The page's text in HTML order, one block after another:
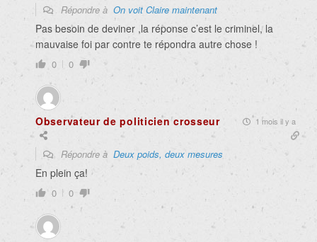
Répondre à On voit Claire maintenant
Pas besoin de deviner ,la réponse c’est le criminel, la
mauvaise foi par contre te répondra autre chose !
0 0
Observateur de politicien crosseur 1 mois il y a
Répondre à Deux poids, deux mesures
En plein ça!
0 0